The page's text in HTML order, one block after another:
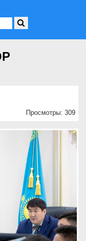
Просмотры: 309